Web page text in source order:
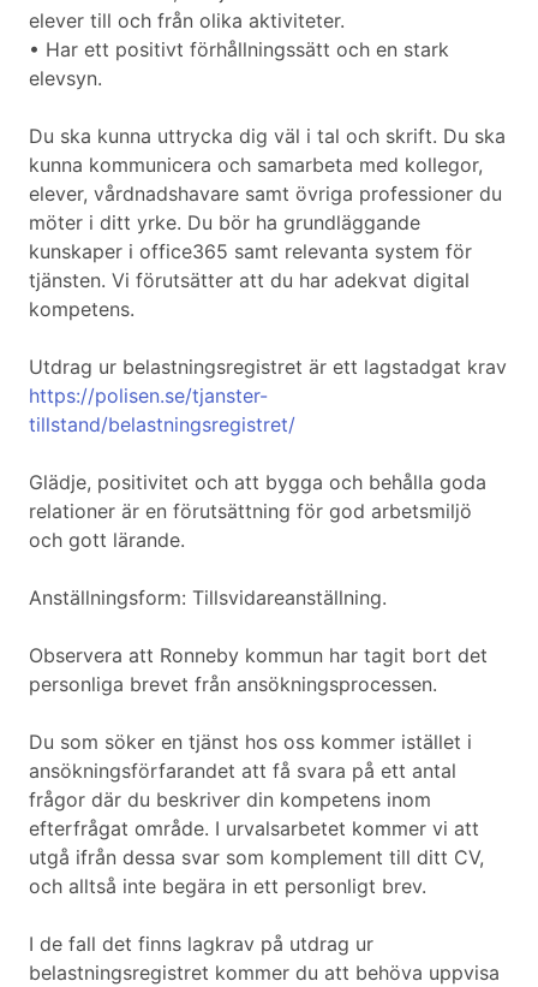
elever till och från olika aktiviteter.
• Har ett positivt förhållningssätt och en stark
elevsyn.
Du ska kunna uttrycka dig väl i tal och skrift. Du ska
kunna kommunicera och samarbeta med kollegor,
elever, vårdnadshavare samt övriga professioner du
möter i ditt yrke. Du bör ha grundläggande
kunskaper i office365 samt relevanta system för
tjänsten. Vi förutsätter att du har adekvat digital
kompetens.
Utdrag ur belastningsregistret är ett lagstadgat krav
https://polisen.se/tjanster-
tillstand/belastningsregistret/
Glädje, positivitet och att bygga och behålla goda
relationer är en förutsättning för god arbetsmiljö
och gott lärande.
Anställningsform: Tillsvidareanställning.
Observera att Ronneby kommun har tagit bort det
personliga brevet från ansökningsprocessen.
Du som söker en tjänst hos oss kommer istället i
ansökningsförfarandet att få svara på ett antal
frågor där du beskriver din kompetens inom
efterfrågat område. I urvalsarbetet kommer vi att
utgå ifrån dessa svar som komplement till ditt CV,
och alltså inte begära in ett personligt brev.
I de fall det finns lagkrav på utdrag ur
belastningsregistret kommer du att behöva uppvisa